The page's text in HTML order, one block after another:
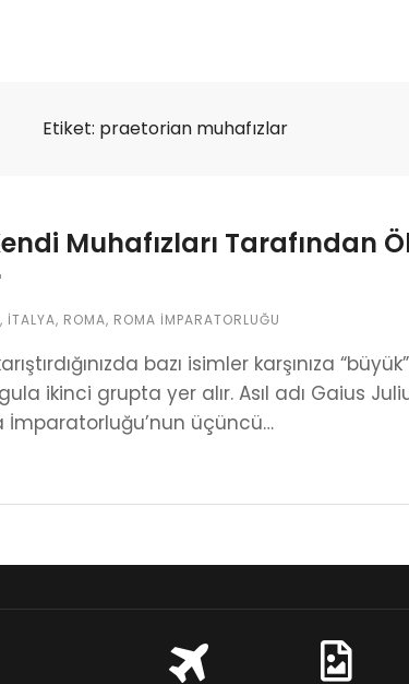
Etiket: praetorian muhafızlar
Muhafızları Tarafından
, İTALYA, ROMA, ROMA İMPARATORLUĞU
bazı isimler karşınıza
ikinci grupta yer alır. Asıl adı Gaius
İmparatorluğu’nun üçüncü…